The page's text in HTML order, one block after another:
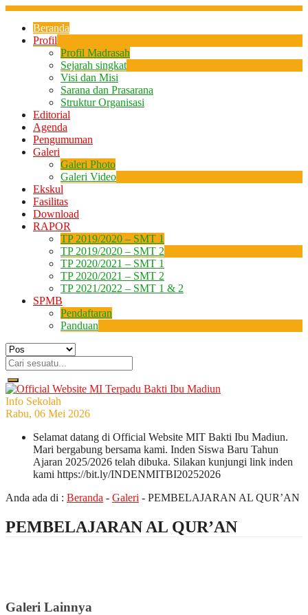
Beranda
Profil
Profil Madrasah
Sejarah singkat
Visi dan Misi
Sarana dan Prasarana
Struktur Organisasi
Editorial
Agenda
Pengumuman
Galeri
Galeri Photo
Galeri Video
Ekskul
Fasilitas
Download
RAPOR
TP 2019/2020 – SMT 1
TP 2019/2020 – SMT 2
TP 2020/2021 – SMT 1
TP 2020/2021 – SMT 2
TP 2021/2022 – SMT 1 & 2
SPMB
Pendaftaran
Panduan
Info Sekolah
Rabu, 06 Mei 2026
Selamat datang di Official Website MIT Bakti Ibu Madiun.
Mari bergabung bersama kami. Inden Siswa Baru Tahun
Ajaran 2025/2026 telah dibuka. Silakan kunjungi link inden
kami https://bit.ly/INDENMITBI20252026
Anda ada di : Beranda - Galeri - PEMBELAJARAN AL QUR’AN
PEMBELAJARAN AL QUR’AN
Galeri Lainnya